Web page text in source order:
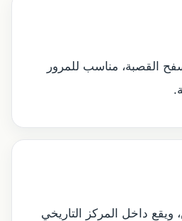
القصبة، مناسب للمرور
ويقع داخل المركز التاريخي